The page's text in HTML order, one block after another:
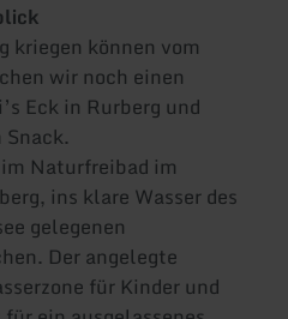
kriegen können vom
wir noch einen
Eck in Rurberg und
Naturfreibad im
ins klare Wasser des
gelegenen
Der angelegte
für Kinder und